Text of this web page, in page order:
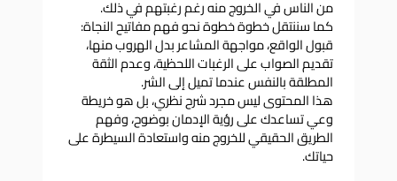
من الناس في الخروج منه رغم رغبتهم في ذلك.
كما سننتقل خطوة خطوة نحو فهم مفاتيح النجاة:
قبول الواقع، مواجهة المشاعر بدل الهروب منها،
تقديم الصواب على الرغبات اللحظية، وعدم الثقة
المطلقة بالنفس عندما تميل إلى الشر.
هذا المحتوى ليس مجرد شرح نظري، بل هو خريطة
وعي تساعدك على رؤية الإدمان بوضوح، وفهم
الطريق الحقيقي للخروج منه واستعادة السيطرة على
حياتك.